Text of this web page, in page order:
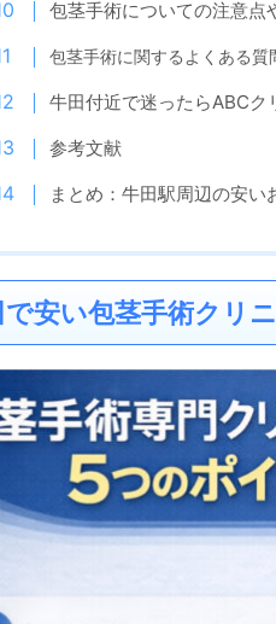
包茎手術についての注意点
包茎手術に関するよくある質
牛田付近で迷ったらABCク
参考文献
まとめ：牛田駅周辺の安い
で安い包茎手術クリ